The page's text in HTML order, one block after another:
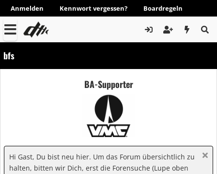
Anmelden Kennwort vergessen? Boardregeln
bfs
BA-Supporter
Hi Gast, Du bist neu hier. Um das Forum übersichtlich zu
halten, bitten wir Dich, erst die Forensuche (Lupe oben